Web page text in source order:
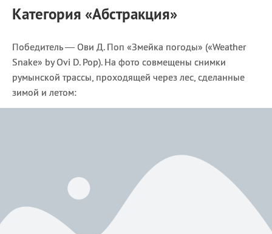
Категория «Абстракция»
Победитель — Ови Д. Поп «Змейка погоды» («Weather
Snake» by Ovi D. Pop). На фото совмещены снимки
румынской трассы, проходящей через лес, сделанные
зимой и летом: